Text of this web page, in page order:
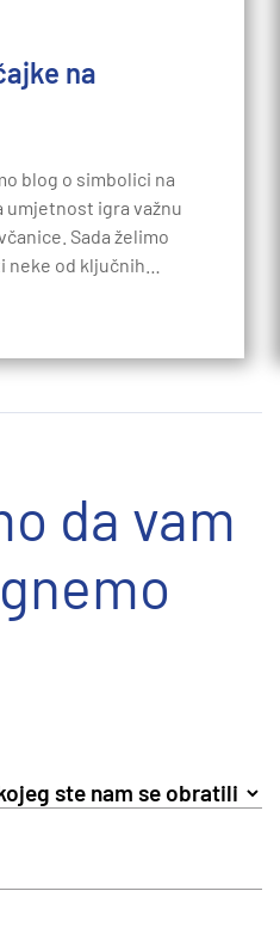
na
blog o simbolici na
umjetnost igra važnu
Sada želimo
od ključnih…
da vam